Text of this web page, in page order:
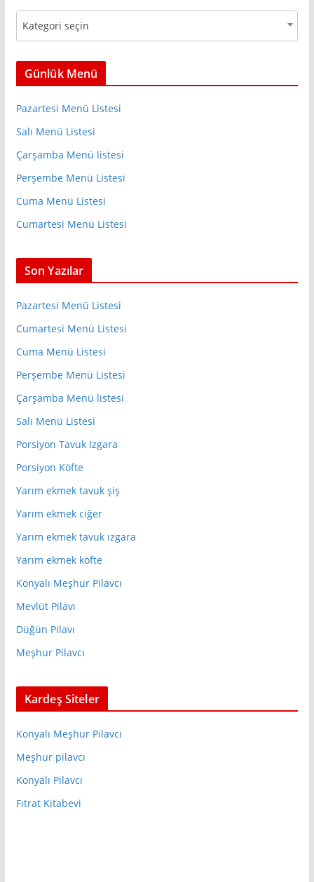
g
r
i
r
Kategori seçin
Günlük Menü
Pazartesi Menü Listesi
Salı Menü Listesi
Çarşamba Menü listesi
Perşembe Menü Listesi
Cuma Menü Listesi
Cumartesi Menü Listesi
Son Yazılar
Pazartesi Menü Listesi
Cumartesi Menü Listesi
Cuma Menü Listesi
Perşembe Menü Listesi
Çarşamba Menü listesi
Salı Menü Listesi
Porsiyon Tavuk Izgara
Porsiyon Köfte
Yarım ekmek tavuk şiş
Yarım ekmek ciğer
Yarım ekmek tavuk ızgara
Yarım ekmek köfte
Konyalı Meşhur Pilavcı
Mevlüt Pilavı
Düğün Pilavı
Meşhur Pilavcı
Kardeş Siteler
Konyalı Meşhur Pilavcı
Meşhur pilavcı
Konyalı Pilavcı
Fıtrat Kitabevi